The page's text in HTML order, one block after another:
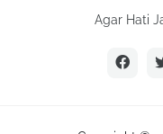
Agar Hati